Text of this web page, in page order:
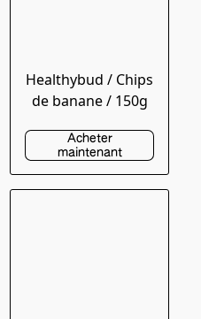
Healthybud / Chips
de banane / 150g
Acheter
maintenant